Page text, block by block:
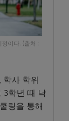
이다. (출처 :
학사 학위
3학년 때 낙
링을 통해